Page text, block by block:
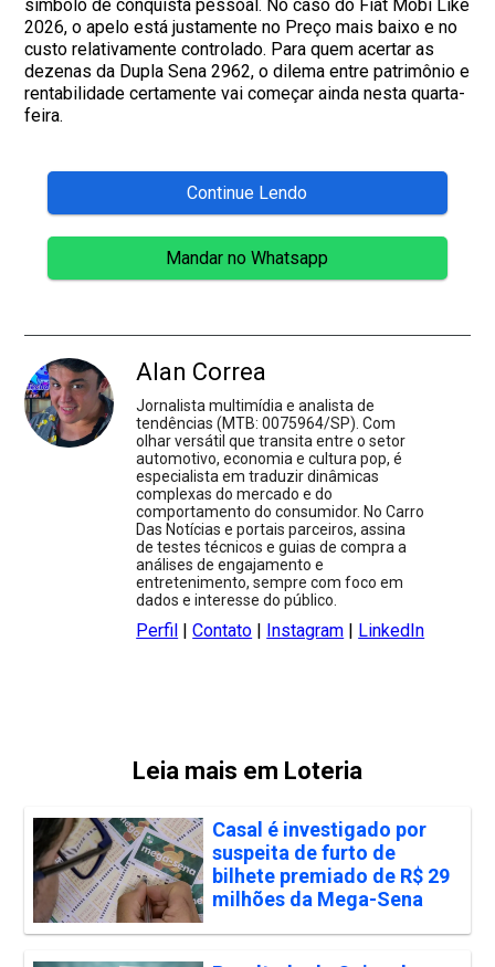
símbolo de conquista pessoal. No caso do Fiat Mobi Like
2026, o apelo está justamente no Preço mais baixo e no
custo relativamente controlado. Para quem acertar as
dezenas da Dupla Sena 2962, o dilema entre patrimônio e
rentabilidade certamente vai começar ainda nesta quarta-
feira.
Continue Lendo
Mandar no Whatsapp
Alan Correa
Jornalista multimídia e analista de
tendências (MTB: 0075964/SP). Com
olhar versátil que transita entre o setor
automotivo, economia e cultura pop, é
especialista em traduzir dinâmicas
complexas do mercado e do
comportamento do consumidor. No Carro
Das Notícias e portais parceiros, assina
de testes técnicos e guias de compra a
análises de engajamento e
entretenimento, sempre com foco em
dados e interesse do público.
Perfil |Contato | Instagram | LinkedIn
Leia mais em Loteria
Casal é investigado por
suspeita de furto de
bilhete premiado de R$ 29
milhões da Mega-Sena